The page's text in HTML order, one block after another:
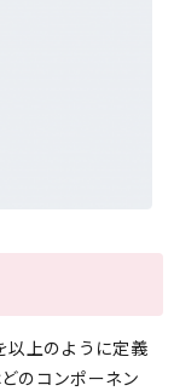
以上のように定義
のコンポーネン